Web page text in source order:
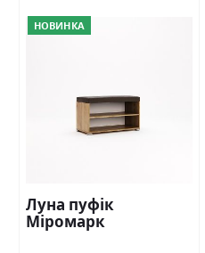
НОВИНКА
Луна пуфік
Міромарк